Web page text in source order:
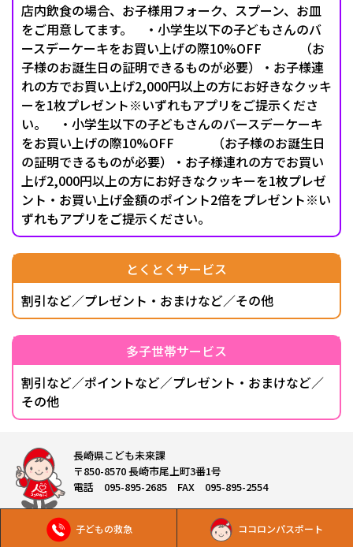
子どもの救急 ココロンパスポート
店内飲食の場合、お子様用フォーク、スプーン、お皿
をご用意してます。 ・小学生以下の子どもさんのバ
ースデーケーキをお買い上げの際10%OFF （お
子様のお誕生日の証明できるものが必要）・お子様連
れの方でお買い上げ2,000円以上の方にお好きなクッキ
ーを1枚プレゼント※いずれもアプリをご提示くださ
い。 ・小学生以下の子どもさんのバースデーケーキ
をお買い上げの際10%OFF （お子様のお誕生日
の証明できるものが必要）・お子様連れの方でお買い
上げ2,000円以上の方にお好きなクッキーを1枚プレゼ
ント・お買い上げ金額のポイント2倍をプレゼント※い
ずれもアプリをご提示ください。
とくとくサービス
割引など／プレゼント・おまけなど／その他
多子世帯サービス
割引など／ポイントなど／プレゼント・おまけなど／
その他
長崎県こども未来課
〒850-8570 長崎市尾上町3番1号
電話 095-895-2685 FAX 095-895-2554
Copyright © 長崎県こども未来課 All Rights Reserved.